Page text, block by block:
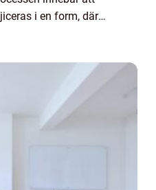
i en form, där